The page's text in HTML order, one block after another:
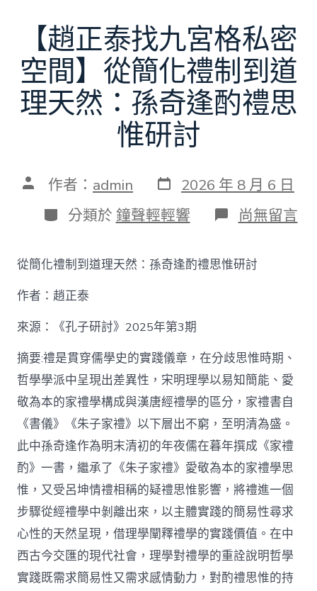
【趙正泰找九宮格私密
空間】從簡化禮制到道
理天然：孫奇逢酌禮思
惟研討
文 作者： admin 發
表
日
期
2026 年 8 月 6 日
分
類
分類於 鐘聲輕輕響 在
〈【趙
泰
找
空
間】
從
簡
化
禮
制
到
道
理
天
然：
孫
奇
逢
酌
禮
尚無留言
從簡化禮制到道理天然：孫奇逢酌禮思惟研討
作者：趙正泰
來源：《孔子研討》2025年第3期
摘要:禮是貫穿儒學史的實踐儀章，在分歧思惟時期、
哲學學派中呈現出差異性，宋明理學以易知簡能、愛
敬為本的家禮學構成與漢唐經禮學的區分，家禮書自
《書儀》《朱子家禮》以下層出不窮，至明清為盛。
此中孫奇逢作為明末清初的年夜儒在暮年撰成《家禮
酌》一書，繼承了《朱子家禮》愛敬為本的家禮學思
惟，又受呂坤情禮相稱的疑禮思惟影響，將禮進一個
步驟從經禮學中剝離出來，以主體實踐的簡易性尋求
心性的天然呈現，借理學闡釋禮學的實踐價值。在中
西古今交匯的現代社會，理學對禮學的重詮說明哲學
實踐既需求簡易性又需求感情動力，對酌禮思惟的持